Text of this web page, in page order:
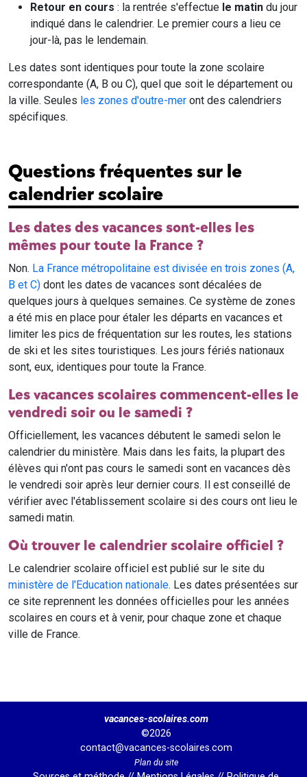
Retour en cours : la rentrée s'effectue le matin du jour
indiqué dans le calendrier. Le premier cours a lieu ce
jour-là, pas le lendemain.
Les dates sont identiques pour toute la zone scolaire
correspondante (A, B ou C), quel que soit le département ou
la ville. Seules les zones d'outre-mer ont des calendriers
spécifiques.
Questions fréquentes sur le
calendrier scolaire
Les dates des vacances sont-elles les
mêmes pour toute la France ?
Non. La France métropolitaine est divisée en trois zones (A,
B et C) dont les dates de vacances sont décalées de
quelques jours à quelques semaines. Ce système de zones
a été mis en place pour étaler les départs en vacances et
limiter les pics de fréquentation sur les routes, les stations
de ski et les sites touristiques. Les jours fériés nationaux
sont, eux, identiques pour toute la France.
Les vacances scolaires commencent-elles le
vendredi soir ou le samedi ?
Officiellement, les vacances débutent le samedi selon le
calendrier du ministère. Mais dans les faits, la plupart des
élèves qui n'ont pas cours le samedi sont en vacances dès
le vendredi soir après leur dernier cours. Il est conseillé de
vérifier avec l'établissement scolaire si des cours ont lieu le
samedi matin.
Où trouver le calendrier scolaire officiel ?
Le calendrier scolaire officiel est publié sur le site du
ministère de l'Education nationale. Les dates présentées sur
ce site reprennent les données officielles pour les années
scolaires en cours et à venir, pour chaque zone et chaque
ville de France.
vacances-scolaires.com
©2026
contact@vacances-scolaires.com
Plan du site